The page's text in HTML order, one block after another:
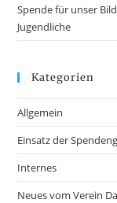
Spende für unser
Jugendliche
Kategorien
Allgemein
Einsatz der
Internes
Neues vom Verein